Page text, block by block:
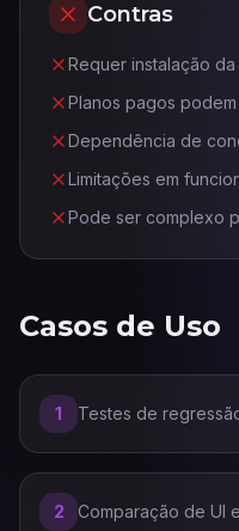
Contras
Requer instalação
Planos pagos
Dependência de
Limitações em
Pode ser complexo
Casos de Uso
1 Testes de
2 Comparação de UI